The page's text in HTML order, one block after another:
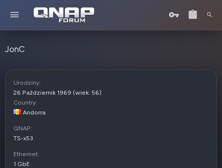
JonC
Urodziny
26 Październik 1969 (wiek: 56)
Country
Andorra
QNAP
TS-x53
Ethernet
1 GbE